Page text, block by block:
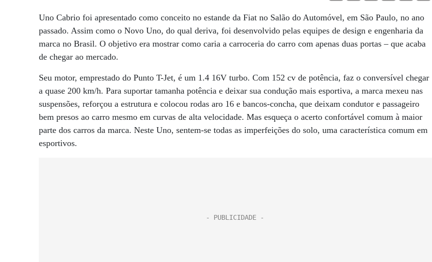
Uno Cabrio foi apresentado como conceito no estande da Fiat no Salão do Automóvel, em São Paulo, no ano
passado. Assim como o Novo Uno, do qual deriva, foi desenvolvido pelas equipes de design e engenharia da
marca no Brasil. O objetivo era mostrar como caria a carroceria do carro com apenas duas portas – que acaba
de chegar ao mercado.
Seu motor, emprestado do Punto T-Jet, é um 1.4 16V turbo. Com 152 cv de potência, faz o conversível chegar
a quase 200 km/h. Para suportar tamanha potência e deixar sua condução mais esportiva, a marca mexeu nas
suspensões, reforçou a estrutura e colocou rodas aro 16 e bancos-concha, que deixam condutor e passageiro
bem presos ao carro mesmo em curvas de alta velocidade. Mas esqueça o acerto confortável comum à maior
parte dos carros da marca. Neste Uno, sentem-se todas as imperfeições do solo, uma característica comum em
esportivos.